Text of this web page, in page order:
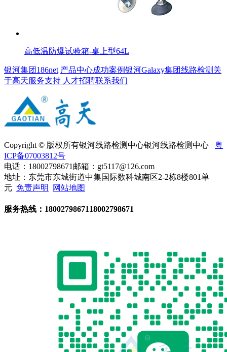
高低温防爆试验箱-桌上型64L
银河集团186net 产品中心成功案例银河Galaxy集团线路检测 关
于高天服务支持 人才招聘联系我们
Copyright © 版权所有银河线路检测中心银河线路检测中心 粤
ICP备07003812号
电话：18002798671 邮箱：gt5117@126.com
地址：东莞市东城街道中集国际数科城南区2-2栋8楼801单
元 免责声明 网站地图
服务热线： 1800279867118002798671